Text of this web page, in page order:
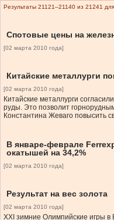
Результаты 21121–21140 из 21241
Спотовые цены на
[02 марта 2010 года]
Китайские металлурги
[02 марта 2010 года]
Китайские металлурги
руды. Это позволит
Константина Жеваго повысить
В январе-феврале
окатышей на 34,2%
[02 марта 2010 года]
Результат на вес золота
[02 марта 2010 года]
XXI зимние Олимпийские игры в